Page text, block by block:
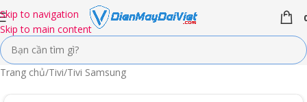
Skip to navigation
Skip to main content
Trang chủ/Tivi/Tivi Samsung